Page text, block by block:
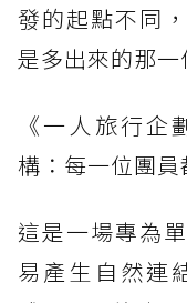
發的起點不同
是多出來的那一
《一人旅行企
構：每一位團員
這是一場專為
易產生自然連